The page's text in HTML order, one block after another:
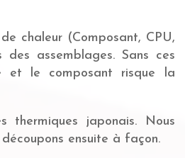
chaleur (Composant, CPU,
assemblages. Sans ces
et le composant risque la
thermiques japonais. Nous
ensuite à façon.